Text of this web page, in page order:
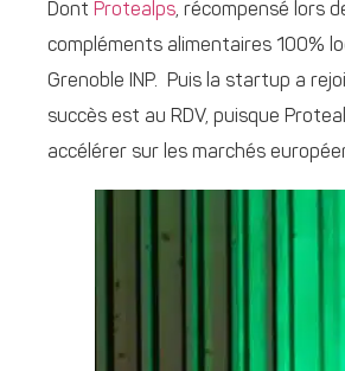
Dont Protealps, récompensé lors
compléments alimentaires 100%
Grenoble INP. Puis la startup a
succès est au RDV, puisque
accélérer sur les marchés